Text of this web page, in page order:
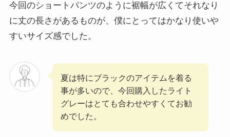
今回のショートパンツのように裾幅が広くてそれなり
に丈の長さがあるものが、僕にとってはかなり使いや
すいサイズ感でした。
夏は特にブラックのアイテムを着る
事が多いので、今回購入したライト
グレーはとても合わせやすくてお勧
めでした。